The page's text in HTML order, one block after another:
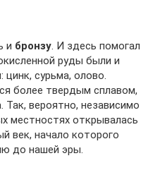
и бронзу. И здесь помогал
руды были и
сурьма, олово.
более твердым сплавом,
вероятно, независимо
местностях открывалась
век, начало которого
до нашей эры.